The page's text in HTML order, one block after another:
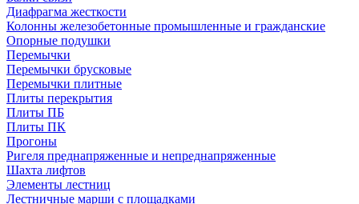
Диафрагма жесткости
Колонны железобетонные промышленные и гражданские
Опорные подушки
Перемычки
Перемычки брусковые
Перемычки плитные
Плиты перекрытия
Плиты ПБ
Плиты ПК
Прогоны
Ригеля преднапряженные и непреднапряженные
Шахта лифтов
Элементы лестниц
Лестничные марши с площадками